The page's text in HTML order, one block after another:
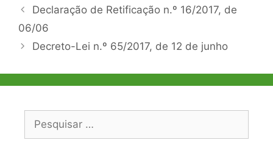
Navegação
de
Declaração de Retificação n.º 16/2017, de
06/06
Decreto-Lei n.º 65/2017, de 12 de junho
por: